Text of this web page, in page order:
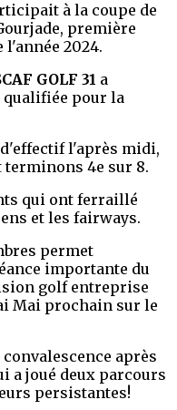
à la coupe de
première
2024.
GOLF 31 a
qualifiée pour la
l'après midi,
4e sur 8.
qui ont ferraillé
et les fairways.
permet
importante du
golf entreprise
Mai prochain sur le
après
a joué deux parcours
persistantes!